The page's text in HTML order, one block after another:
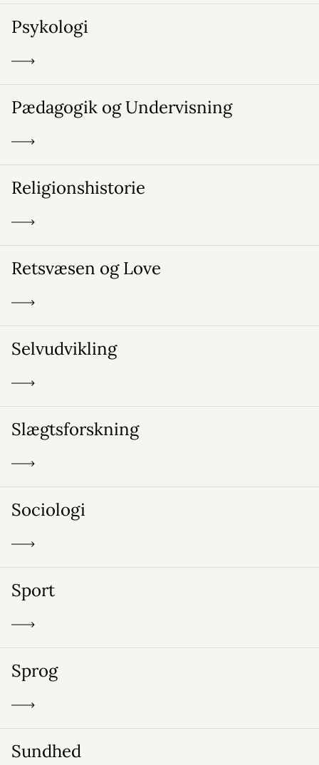
Psykologi
Pædagogik og Undervisning
Religionshistorie
Retsvæsen og Love
Selvudvikling
Slægtsforskning
Sociologi
Sport
Sprog
Sundhed